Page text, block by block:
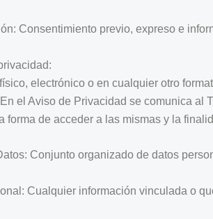
Consentimiento previo, expreso e
electrónico o en cualquier otro
el Aviso de Privacidad se comunica al
forma de acceder a las mismas y la
Conjunto organizado de datos
Cualquier información vinculada o